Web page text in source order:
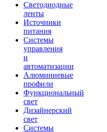
Светодиодные
ленты
Источники
питания
Системы
управления
и
автоматизации
Алюминиевые
профили
Функциональный
свет
Дизайнерский
свет
Системы